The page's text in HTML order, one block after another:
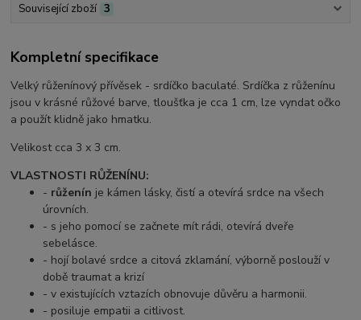
Související zboží 3
Kompletní specifikace
Velký růženínový přívěsek - srdíčko baculaté. Srdíčka z růženínu
jsou v krásné růžové barve, tloušťka je cca 1 cm, lze vyndat očko
a použít klidně jako hmatku.
Velikost cca 3 x 3 cm.
VLASTNOSTI RŮŽENÍNU:
- růženín je kámen lásky, čistí a otevírá srdce na všech
úrovních.
- s jeho pomocí se začnete mít rádi, otevírá dveře
sebelásce.
- hojí bolavé srdce a citová zklamání, výborně poslouží v
době traumat a krizí
- v existujících vztazích obnovuje důvěru a harmonii.
- posiluje empatii a citlivost.